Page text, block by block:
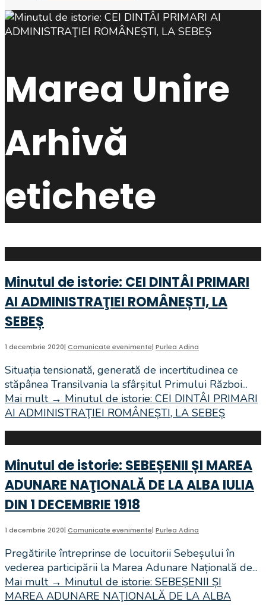
Marea Unire
Arhivă
etichete
Minutul de istorie: CEI DINTÂI PRIMARI
AI ADMINISTRAŢIEI ROMÂNEȘTI, LA
SEBEȘ
1 decembrie 2020| Comunicate evenimente| Purlea Adina
Situația tensionată, generată de incertitudinea ce
stăpânea Transilvania la sfârșitul Primului Război...
Mai mult → Minutul de istorie: CEI DINTÂI PRIMARI
AI ADMINISTRAŢIEI ROMÂNEȘTI, LA SEBEȘ
Minutul de istorie: SEBEȘENII ȘI MAREA
ADUNARE NAŢIONALĂ DE LA ALBA IULIA
DIN 1 DECEMBRIE 1918
1 decembrie 2020| Comunicate evenimente| Purlea Adina
Pregătirile întreprinse de locuitorii Sebeșului în
vederea participării la Marea Adunare Națională de...
Mai mult → Minutul de istorie: SEBEȘENII ȘI
MAREA ADUNARE NAŢIONALĂ DE LA ALBA